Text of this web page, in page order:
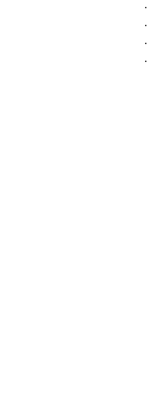
·
·
·
·